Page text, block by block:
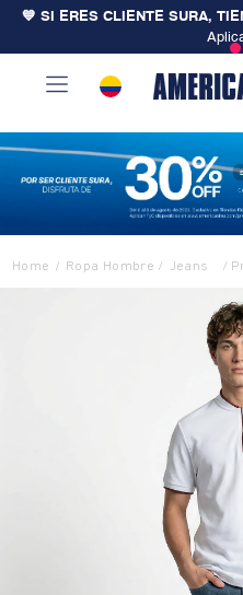
💙 SI ERES CLIENTE SURA,
Ropa Hombre Jeans